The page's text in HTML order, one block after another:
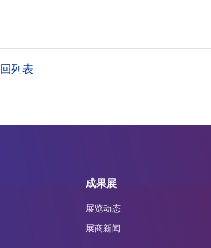
列表
成果展
展览动态
展商新闻